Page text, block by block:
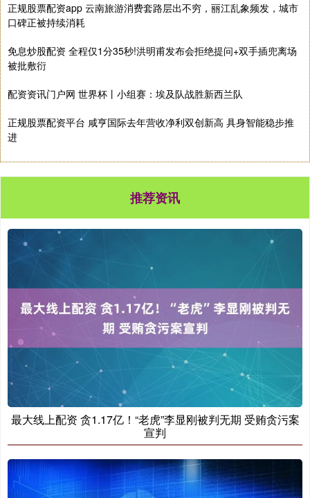
正规股票配资app 云南旅游消费套路层出不穷，丽江乱象频发，城市
口碑正被持续消耗
免息炒股配资 全程仅1分35秒!洪明甫发布会拒绝提问+双手插兜离场
被批敷衍
配资资讯门户网 世界杯丨小组赛：埃及队战胜新西兰队
正规股票配资平台 咸亨国际去年营收净利双创新高 具身智能稳步推
进
推荐资讯
最大线上配资 贪1.17亿！“老虎”李显刚被判无期 受贿贪污案
宣判